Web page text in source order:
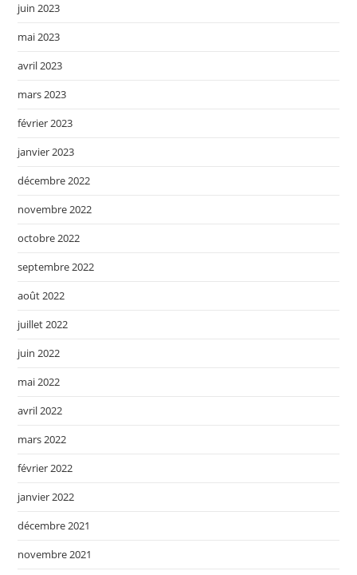
juin 2023
mai 2023
avril 2023
mars 2023
février 2023
janvier 2023
décembre 2022
novembre 2022
octobre 2022
septembre 2022
août 2022
juillet 2022
juin 2022
mai 2022
avril 2022
mars 2022
février 2022
janvier 2022
décembre 2021
novembre 2021